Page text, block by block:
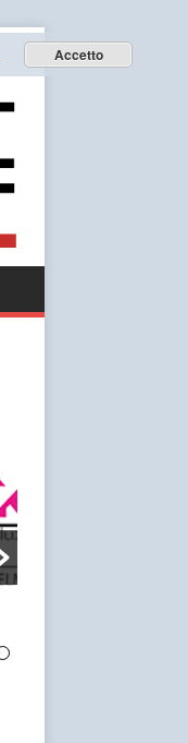
Accetto